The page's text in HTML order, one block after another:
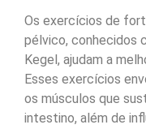
Os exercícios de
pélvico, conhecidos
Kegel, ajudam a
Esses exercícios
os músculos que
intestino, além de